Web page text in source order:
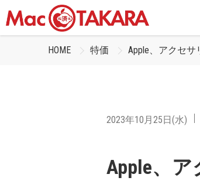
HOME 特価 Apple、アクセサ
2023年10月25日(水)
Apple、